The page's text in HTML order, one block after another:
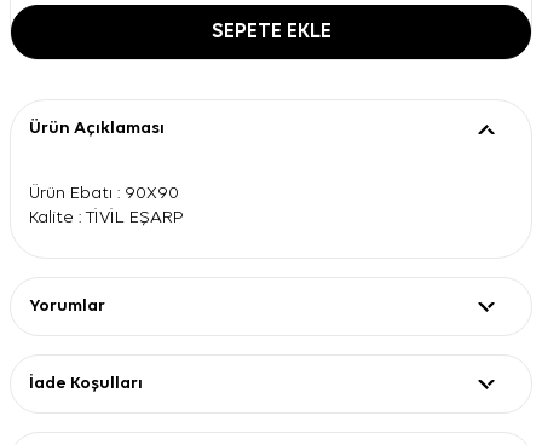
SEPETE EKLE
Ürün Açıklaması
Ürün Ebatı : 90X90
Kalite : TİVİL EŞARP
Yorumlar
İade Koşulları